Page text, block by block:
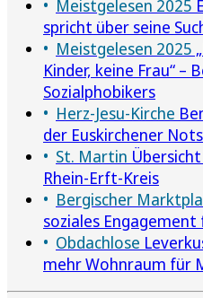
Meistgelesen 2025
spricht über seine
Meistgelesen 2025
Kinder, keine Frau“ –
Sozialphobikers
Herz-Jesu-Kirche
der Euskirchener
St. Martin
Rhein-Erft-Kreis
Bergischer
soziales
Obdachlose
mehr Wohnraum für